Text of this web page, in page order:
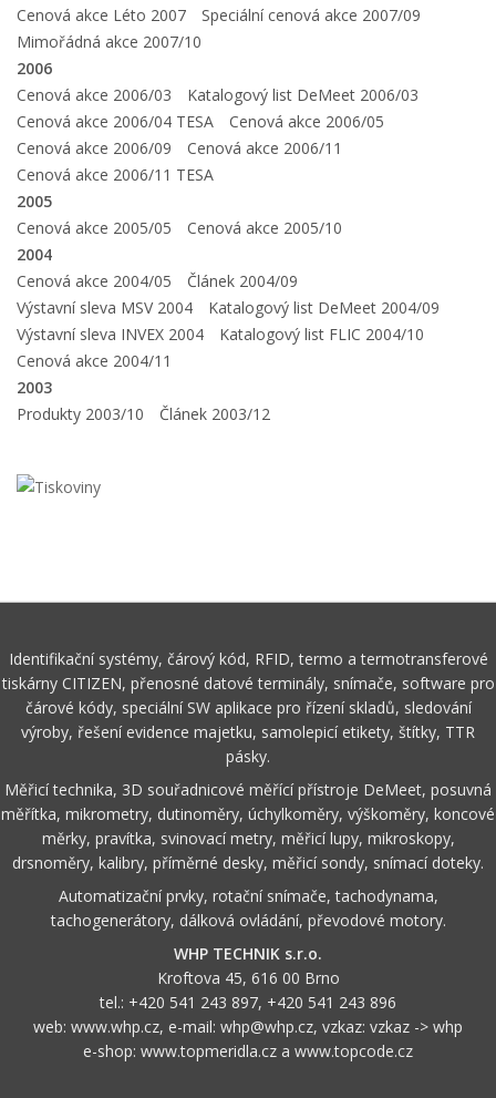
Cenová akce Léto 2007
Speciální cenová akce 2007/09
Mimořádná akce 2007/10
2006
Cenová akce 2006/03
Katalogový list DeMeet 2006/03
Cenová akce 2006/04 TESA
Cenová akce 2006/05
Cenová akce 2006/09
Cenová akce 2006/11
Cenová akce 2006/11 TESA
2005
Cenová akce 2005/05
Cenová akce 2005/10
2004
Cenová akce 2004/05
Článek 2004/09
Výstavní sleva MSV 2004
Katalogový list DeMeet 2004/09
Výstavní sleva INVEX 2004
Katalogový list FLIC 2004/10
Cenová akce 2004/11
2003
Produkty 2003/10
Článek 2003/12
Identifikační systémy, čárový kód, RFID, termo a termotransferové
tiskárny CITIZEN, přenosné datové terminály, snímače, software pro
čárové kódy, speciální SW aplikace pro řízení skladů, sledování
výroby, řešení evidence majetku, samolepicí etikety, štítky, TTR
pásky.
Měřicí technika, 3D souřadnicové měřící přístroje DeMeet, posuvná
měřítka, mikrometry, dutinoměry, úchylkoměry, výškoměry, koncové
měrky, pravítka, svinovací metry, měřicí lupy, mikroskopy,
drsnoměry, kalibry, příměrné desky, měřicí sondy, snímací doteky.
Automatizační prvky, rotační snímače, tachodynama,
tachogenerátory, dálková ovládání, převodové motory.
WHP TECHNIK s.r.o.
Kroftova 45, 616 00 Brno
tel.: +420 541 243 897, +420 541 243 896
web: www.whp.cz, e-mail: whp@whp.cz, vzkaz: vzkaz -> whp
e-shop: www.topmeridla.cz a www.topcode.cz